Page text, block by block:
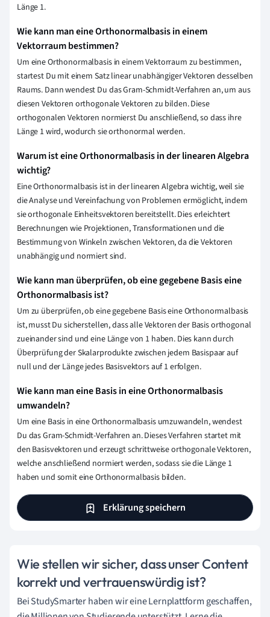
Länge 1.
Wie kann man eine Orthonormalbasis in einem
Vektorraum bestimmen?
Um eine Orthonormalbasis in einem Vektorraum zu bestimmen,
startest Du mit einem Satz linear unabhängiger Vektoren desselben
Raums. Dann wendest Du das Gram-Schmidt-Verfahren an, um aus
diesen Vektoren orthogonale Vektoren zu bilden. Diese
orthogonalen Vektoren normierst Du anschließend, so dass ihre
Länge 1 wird, wodurch sie orthonormal werden.
Warum ist eine Orthonormalbasis in der linearen Algebra
wichtig?
Eine Orthonormalbasis ist in der linearen Algebra wichtig, weil sie
die Analyse und Vereinfachung von Problemen ermöglicht, indem
sie orthogonale Einheitsvektoren bereitstellt. Dies erleichtert
Berechnungen wie Projektionen, Transformationen und die
Bestimmung von Winkeln zwischen Vektoren, da die Vektoren
unabhängig und normiert sind.
Wie kann man überprüfen, ob eine gegebene Basis eine
Orthonormalbasis ist?
Um zu überprüfen, ob eine gegebene Basis eine Orthonormalbasis
ist, musst Du sicherstellen, dass alle Vektoren der Basis orthogonal
zueinander sind und eine Länge von 1 haben. Dies kann durch
Überprüfung der Skalarprodukte zwischen jedem Basispaar auf
null und der Länge jedes Basisvektors auf 1 erfolgen.
Wie kann man eine Basis in eine Orthonormalbasis
umwandeln?
Um eine Basis in eine Orthonormalbasis umzuwandeln, wendest
Du das Gram-Schmidt-Verfahren an. Dieses Verfahren startet mit
den Basisvektoren und erzeugt schrittweise orthogonale Vektoren,
welche anschließend normiert werden, sodass sie die Länge 1
haben und somit eine Orthonormalbasis bilden.
Erklärung speichern
Wie stellen wir sicher, dass unser Content
korrekt und vertrauenswürdig ist?
Bei StudySmarter haben wir eine Lernplattform geschaffen,